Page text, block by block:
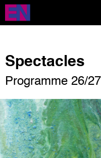
Aller
contenu
Spectacles
Programme 26/27